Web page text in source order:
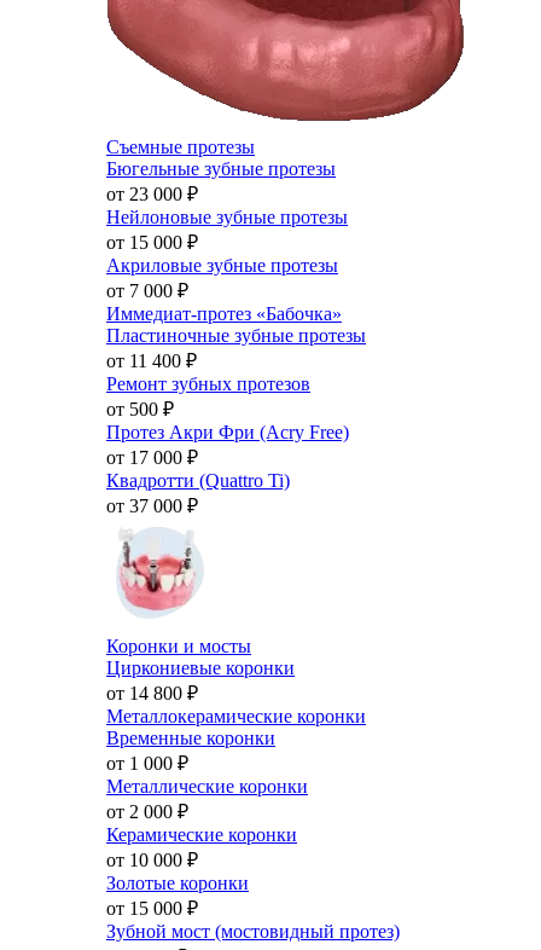
Съемные протезы
Бюгельные зубные протезы
от 23 000 ₽
Нейлоновые зубные протезы
от 15 000 ₽
Акриловые зубные протезы
от 7 000 ₽
Иммедиат-протез «Бабочка»
Пластиночные зубные протезы
от 11 400 ₽
Ремонт зубных протезов
от 500 ₽
Протез Акри Фри (Acry Free)
от 17 000 ₽
Квадротти (Quattro Ti)
от 37 000 ₽
Коронки и мосты
Циркониевые коронки
от 14 800 ₽
Металлокерамические коронки
Временные коронки
от 1 000 ₽
Металлические коронки
от 2 000 ₽
Керамические коронки
от 10 000 ₽
Золотые коронки
от 15 000 ₽
Зубной мост (мостовидный протез)